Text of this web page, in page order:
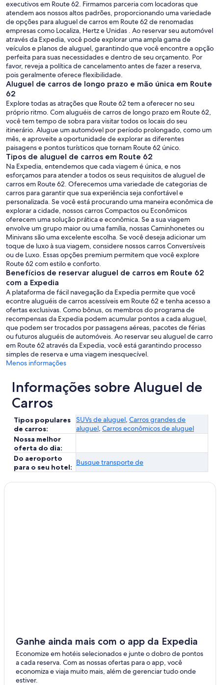
executivos em Route 62. Firmamos parceria com locadoras que
atendem aos nossos altos padrões, proporcionando uma variedade
de opções para aluguel de carros em Route 62 de renomadas
empresas como Localiza, Hertz e Unidas . Ao reservar seu automóvel
através da Expedia, você pode explorar uma ampla gama de
veículos e planos de aluguel, garantindo que você encontre a opção
perfeita para suas necessidades e dentro de seu orçamento. Por
favor, reveja a política de cancelamento antes de fazer a reserva,
pois geralmente oferece flexibilidade.
Aluguel de carros de longo prazo e mão única em Route
62
Explore todas as atrações que Route 62 tem a oferecer no seu
próprio ritmo. Com aluguéis de carros de longo prazo em Route 62,
você tem tempo de sobra para visitar todos os locais do seu
itinerário. Alugue um automóvel por período prolongado, como um
mês, e aproveite a oportunidade de explorar as diferentes
paisagens e pontos turísticos que tornam Route 62 único.
Tipos de aluguel de carros em Route 62
Na Expedia, entendemos que cada viagem é única, e nos
esforçamos para atender a todos os seus requisitos de aluguel de
carros em Route 62. Oferecemos uma variedade de categorias de
carros para garantir que sua experiência seja confortável e
personalizada. Se você está procurando uma maneira econômica de
explorar a cidade, nossos carros Compactos ou Econômicos
oferecem uma solução prática e econômica. Se a sua viagem
envolve um grupo maior ou uma família, nossas Caminhonetes ou
Minivans são uma excelente escolha. Se você deseja adicionar um
toque de luxo à sua viagem, considere nossos carros Conversíveis
ou de Luxo. Essas opções premium permitem que você explore
Route 62 com estilo e conforto.
Benefícios de reservar aluguel de carros em Route 62
com a Expedia
A plataforma de fácil navegação da Expedia permite que você
econtre aluguéis de carros acessíveis em Route 62 e tenha acesso a
ofertas exclusivas. Como bônus, os membros do programa de
recompensas da Expedia podem acumular pontos a cada aluguel,
que podem ser trocados por passagens aéreas, pacotes de férias
ou futuros aluguéis de automóveis. Ao reservar seu aluguel de carro
em Route 62 através da Expedia, você está garantindo processo
simples de reserva e uma viagem inesquecível.
Menos informações
Informações sobre Aluguel de
Carros
Tipos populares
de carros:
SUVs de aluguel, Carros grandes de
aluguel, Carros econômicos de aluguel
Nossa melhor
oferta do dia:
Do aeroporto
para o seu hotel:
Busque transporte de
Ganhe ainda mais com o app da Expedia
Economize em hotéis selecionados e junte o dobro de pontos
a cada reserva. Com as nossas ofertas para o app, você
economiza e viaja muito mais, além de gerenciar tudo onde
estiver.